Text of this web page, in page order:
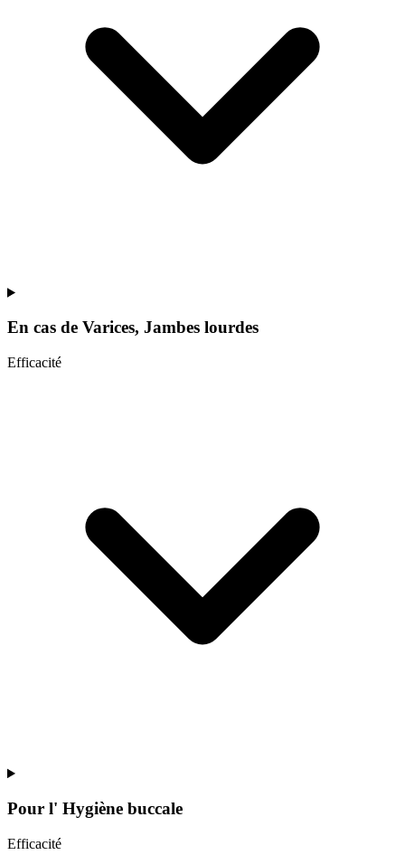
En cas de Varices, Jambes lourdes
Efficacité
Pour l' Hygiène buccale
Efficacité